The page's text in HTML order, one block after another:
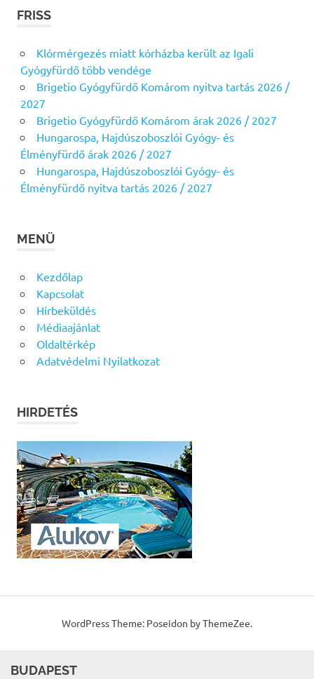
FRISS
Klórmérgezés miatt kórházba került az Igali
Gyógyfürdő több vendége
Brigetio Gyógyfürdő Komárom nyitva tartás 2026 /
2027
Brigetio Gyógyfürdő Komárom árak 2026 / 2027
Hungarospa, Hajdúszoboszlói Gyógy- és
Élményfürdő árak 2026 / 2027
Hungarospa, Hajdúszoboszlói Gyógy- és
Élményfürdő nyitva tartás 2026 / 2027
MENÜ
Kezdőlap
Kapcsolat
Hírbeküldés
Médiaajánlat
Oldaltérkép
Adatvédelmi Nyilatkozat
HIRDETÉS
WordPress Theme: Poseidon by ThemeZee.
BUDAPEST